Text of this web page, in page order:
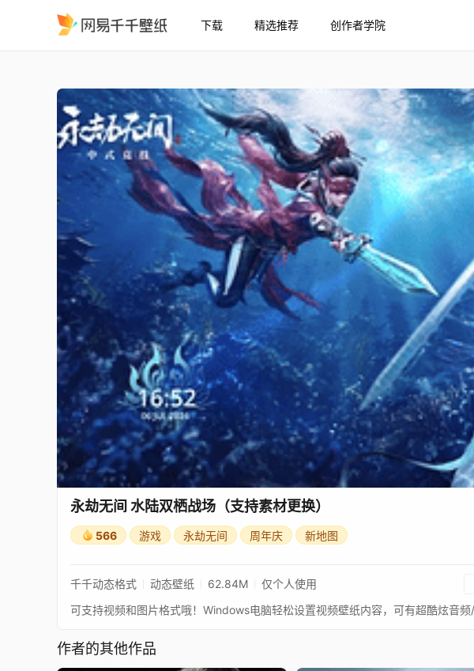
下载 精选推荐 创作者学院
永劫无间 水陆双栖战场（支持素材更换）
566 游戏 永劫无间 周年庆 新地图
千千动态格式 动态壁纸 62.84M 仅个人使用
可支持视频和图片格式哦！Windows电脑轻松设置视频壁纸内容，可有超酷炫音频
作者的其他作品